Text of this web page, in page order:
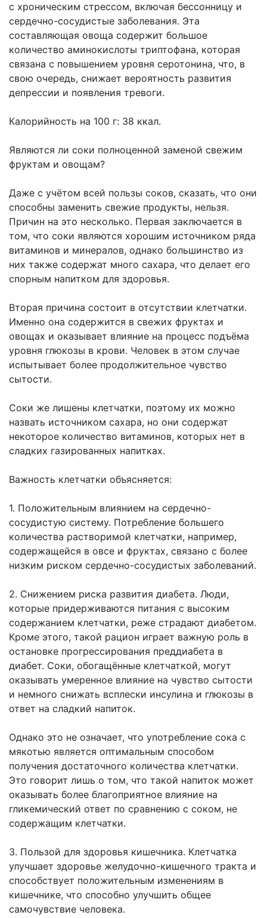
с хроническим стрессом, включая бессонницу и
сердечно-сосудистые заболевания. Эта
составляющая овоща содержит большое
количество аминокислоты триптофана, которая
связана с повышением уровня серотонина, что, в
свою очередь, снижает вероятность развития
депрессии и появления тревоги.
Калорийность на 100 г: 38 ккал.
Являются ли соки полноценной заменой свежим
фруктам и овощам?
Даже с учётом всей пользы соков, сказать, что они
способны заменить свежие продукты, нельзя.
Причин на это несколько. Первая заключается в
том, что соки являются хорошим источником ряда
витаминов и минералов, однако большинство из
них также содержат много сахара, что делает его
спорным напитком для здоровья.
Вторая причина состоит в отсутствии клетчатки.
Именно она содержится в свежих фруктах и
овощах и оказывает влияние на процесс подъёма
уровня глюкозы в крови. Человек в этом случае
испытывает более продолжительное чувство
сытости.
Соки же лишены клетчатки, поэтому их можно
назвать источником сахара, но они содержат
некоторое количество витаминов, которых нет в
сладких газированных напитках.
Важность клетчатки объясняется:
1. Положительным влиянием на сердечно-
сосудистую систему. Потребление большего
количества растворимой клетчатки, например,
содержащейся в овсе и фруктах, связано с более
низким риском сердечно-сосудистых заболеваний.
2. Снижением риска развития диабета. Люди,
которые придерживаются питания с высоким
содержанием клетчатки, реже страдают диабетом.
Кроме этого, такой рацион играет важную роль в
остановке прогрессирования преддиабета в
диабет. Соки, обогащённые клетчаткой, могут
оказывать умеренное влияние на чувство сытости
и немного снижать всплески инсулина и глюкозы в
ответ на сладкий напиток.
Однако это не означает, что употребление сока с
мякотью является оптимальным способом
получения достаточного количества клетчатки.
Это говорит лишь о том, что такой напиток может
оказывать более благоприятное влияние на
гликемический ответ по сравнению с соком, не
содержащим клетчатки.
3. Пользой для здоровья кишечника. Клетчатка
улучшает здоровье желудочно-кишечного тракта и
способствует положительным изменениям в
кишечнике, что способно улучшить общее
самочувствие человека.